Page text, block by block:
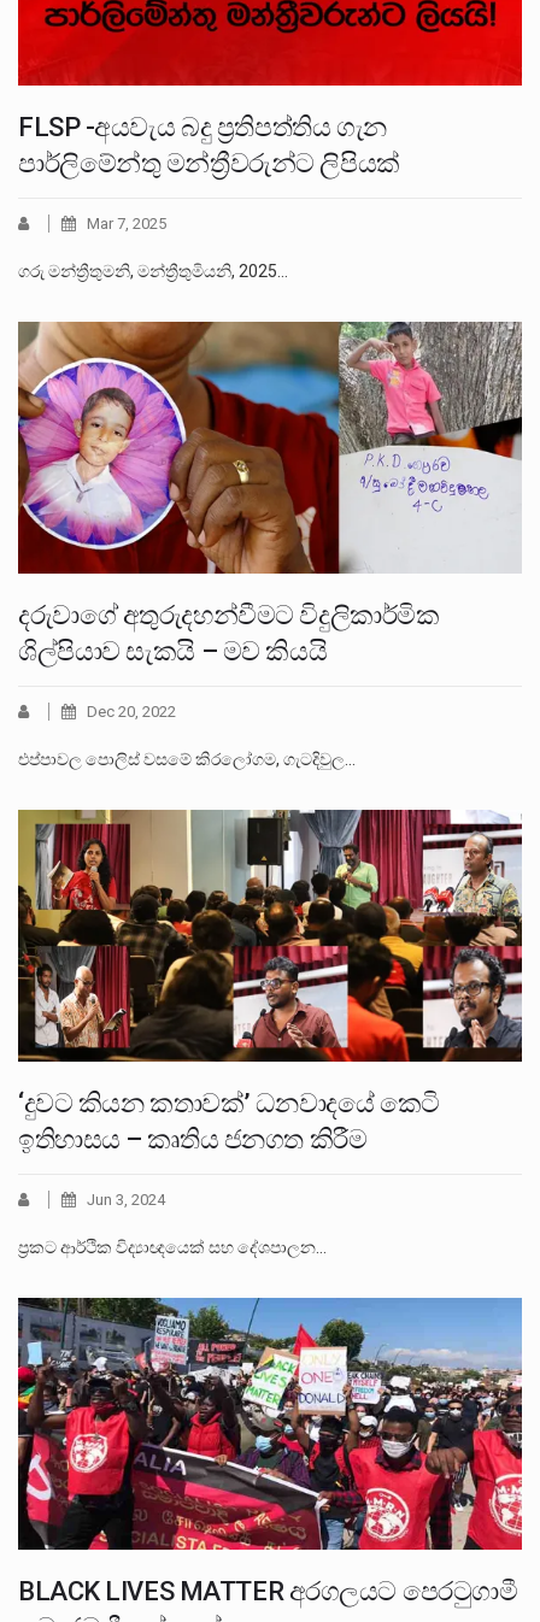
FLSP -අයවැය බදු ප්‍රතිපත්තිය ගැන
පාර්ලිමේන්තු මන්ත්‍රීවරුන්ට ලිපියක්
Mar 7, 2025
ගරු මන්ත්‍රීතුමනි, මන්ත්‍රීතුමියනි, 2025…
දරුවාගේ අතුරුදහන්වීමට විදුලිකාර්මික
ශිල්පියාව සැකයි – මව කියයි
Dec 20, 2022
එප්පාවල පොලිස් වසමේ කිරලෝගම, ගැටදිවුල…
‘දුවට කියන කතාවක්’ ධනවාදයේ කෙටි
ඉතිහාසය – කෘතිය ජනගත කිරීම
Jun 3, 2024
ප්‍රකට ආර්ථික විද්‍යාඥයෙක් සහ දේශපාලන…
BLACK LIVES MATTER අරගලයට පෙරටුගාමී